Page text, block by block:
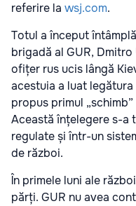
referire la wsj.com.
Totul a început
brigadă al GUR,
ofițer rus ucis lângă
acestuia a luat
propus primul
Această înțelegere s-a
regulate și într-un
de război.
În primele luni ale
părți. GUR nu avea